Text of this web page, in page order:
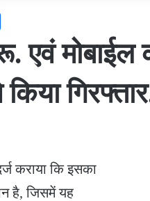
एवं मोबाईल
कराया कि इसका
है, जिसमें यह